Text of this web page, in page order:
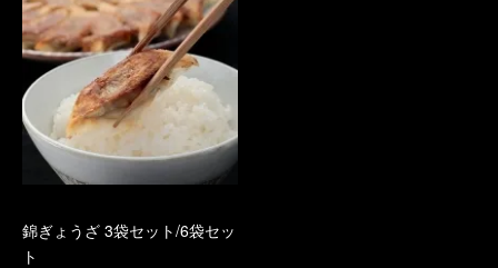
錦ぎょうざ 3袋セット/6袋セッ
ト